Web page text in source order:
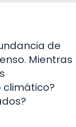
de
Mientras
climático?